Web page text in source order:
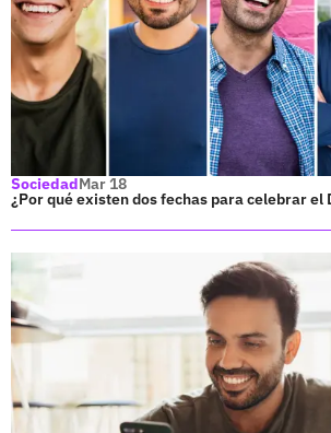
SociedadMar 18
¿Por qué existen dos fechas para celebrar el